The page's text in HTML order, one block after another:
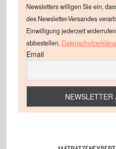
Newsletters willigen Sie ein,
des Newsletter-Versandes
Einwilligung jederzeit
abbestellen.
Email